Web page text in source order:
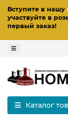
Вступите в нашу
участвуйте в
первый заказ!
Каталог